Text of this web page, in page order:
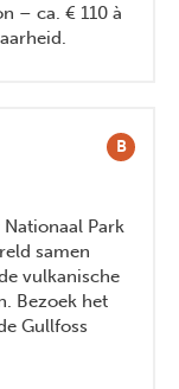
– ca. € 110 à
B
Park
samen
vulkanische
Bezoek het
Gullfoss